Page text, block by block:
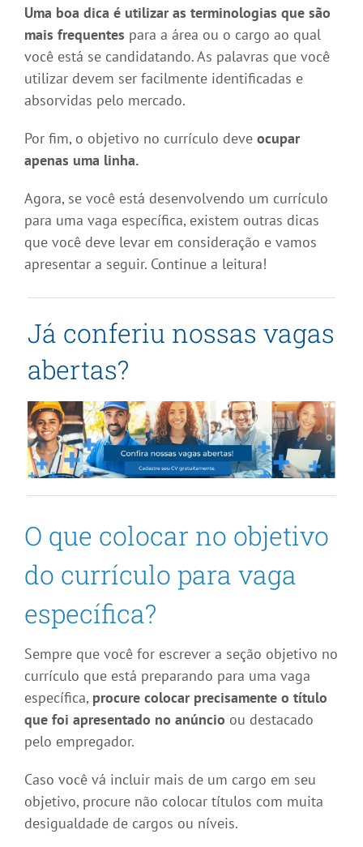
Uma boa dica é utilizar as terminologias que são
mais frequentes para a área ou o cargo ao qual
você está se candidatando. As palavras que você
utilizar devem ser facilmente identificadas e
absorvidas pelo mercado.
Por fim, o objetivo no currículo deve ocupar
apenas uma linha.
Agora, se você está desenvolvendo um currículo
para uma vaga específica, existem outras dicas
que você deve levar em consideração e vamos
apresentar a seguir. Continue a leitura!
Já conferiu nossas vagas
abertas?
O que colocar no objetivo
do currículo para vaga
específica?
Sempre que você for escrever a seção objetivo no
currículo que está preparando para uma vaga
específica, procure colocar precisamente o título
que foi apresentado no anúncio ou destacado
pelo empregador.
Caso você vá incluir mais de um cargo em seu
objetivo, procure não colocar títulos com muita
desigualdade de cargos ou níveis.